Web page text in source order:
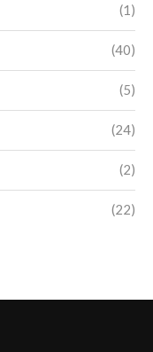
(1)
(40)
(5)
(24)
(2)
(22)